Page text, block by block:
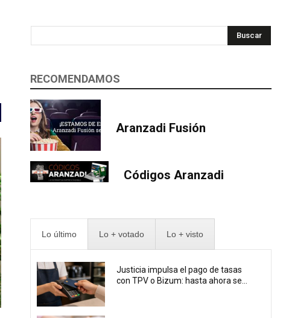
Buscar
RECOMENDAMOS
Aranzadi Fusión
Códigos Aranzadi
Lo último Lo + votado Lo + visto
Justicia impulsa el pago de tasas
con TPV o Bizum: hasta ahora se...